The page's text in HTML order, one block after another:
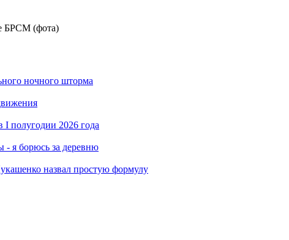
БРСМ (фота)
ночного шторма
I полугодии 2026 года
- я борюсь за деревню
назвал простую формулу